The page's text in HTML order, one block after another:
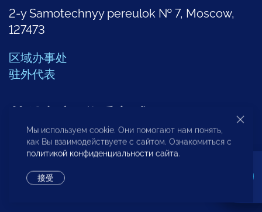
2-y Samotechnyy pereulok № 7, Moscow,
127473
区域办事处
驻外代表
创业问题分析中心
+7 (495) 247-4777
Мы используем cookie. Они помогают нам понять,
как Вы взаимодействуете с сайтом. Ознакомиться с
политикой конфиденциальности сайта.
接受